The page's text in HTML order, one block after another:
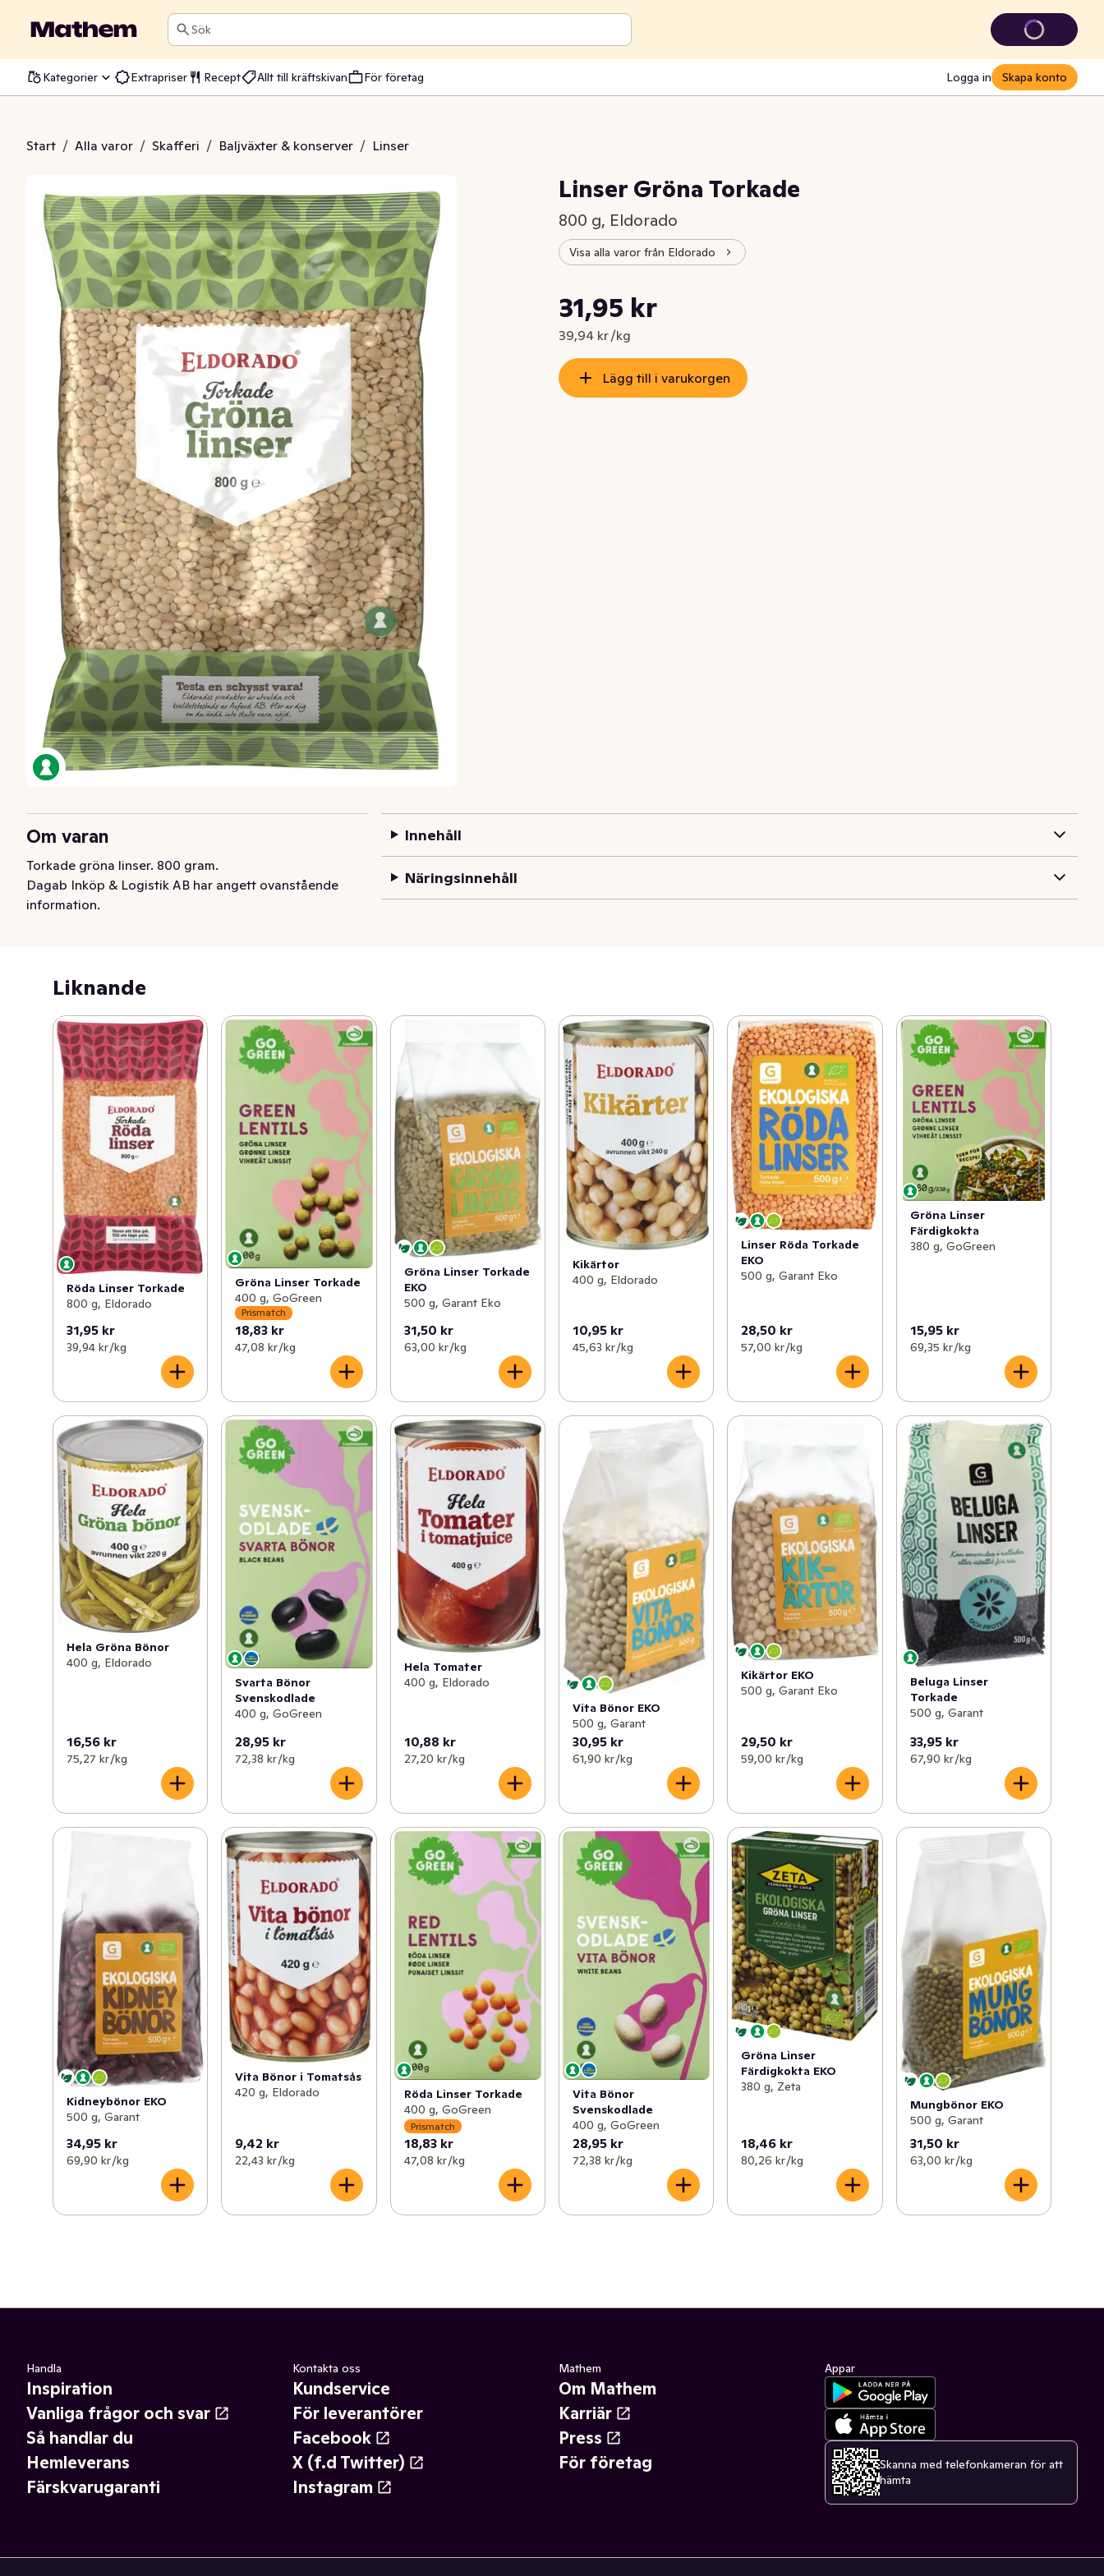
Sök
Kategorier Extrapriser Recept Allt till kräftskivan För företag Logga in Skapa konto
Start / Alla varor / Skafferi / Baljväxter & konserver / Linser
Torkade
Linser Gröna Torkade
800 g, Eldorado
Visa alla varor från Eldorado
Nuvarande pris är: 31,95 kr
31,95 kr
39,94 kr /kg
Styckpris: 39,94 kr /kg
Lägg till i varukorgen
Om varan
Torkade gröna linser. 800 gram.
Dagab Inköp & Logistik AB har angett ovanstående
information.
Innehåll
Näringsinnehåll
Liknande
Röda Linser Torkade
800 g, Eldorado
31,95 kr
39,94 kr /kg
Gröna Linser Torkade
400 g, GoGreen
Prismatch
18,83 kr
47,08 kr /kg
Gröna Linser Torkade
EKO
500 g, Garant Eko
31,50 kr
63,00 kr /kg
Kikärtor
400 g, Eldorado
10,95 kr
45,63 kr /kg
Linser Röda Torkade
EKO
500 g, Garant Eko
28,50 kr
57,00 kr /kg
Gröna Linser
Färdigkokta
380 g, GoGreen
15,95 kr
69,35 kr /kg
Hela Gröna Bönor
400 g, Eldorado
16,56 kr
75,27 kr /kg
Svarta Bönor
Svenskodlade
400 g, GoGreen
28,95 kr
72,38 kr /kg
Hela Tomater
400 g, Eldorado
10,88 kr
27,20 kr /kg
Vita Bönor EKO
500 g, Garant
30,95 kr
61,90 kr /kg
Kikärtor EKO
500 g, Garant Eko
29,50 kr
59,00 kr /kg
Beluga Linser
Torkade
500 g, Garant
33,95 kr
67,90 kr /kg
Kidneybönor EKO
500 g, Garant
34,95 kr
69,90 kr /kg
Vita Bönor i Tomatsås
420 g, Eldorado
9,42 kr
22,43 kr /kg
Röda Linser Torkade
400 g, GoGreen
Prismatch
18,83 kr
47,08 kr /kg
Vita Bönor
Svenskodlade
400 g, GoGreen
28,95 kr
72,38 kr /kg
Gröna Linser
Färdigkokta EKO
380 g, Zeta
18,46 kr
80,26 kr /kg
Mungbönor EKO
500 g, Garant
31,50 kr
63,00 kr /kg
Handla
Inspiration
Vanliga frågor och svar
Så handlar du
Hemleverans
Färskvarugaranti
Kontakta oss
Kundservice
För leverantörer
Facebook
X (f.d Twitter)
Instagram
Mathem
Om Mathem
Karriär
Press
För företag
Appar
Skanna med telefonkameran för att
hämta